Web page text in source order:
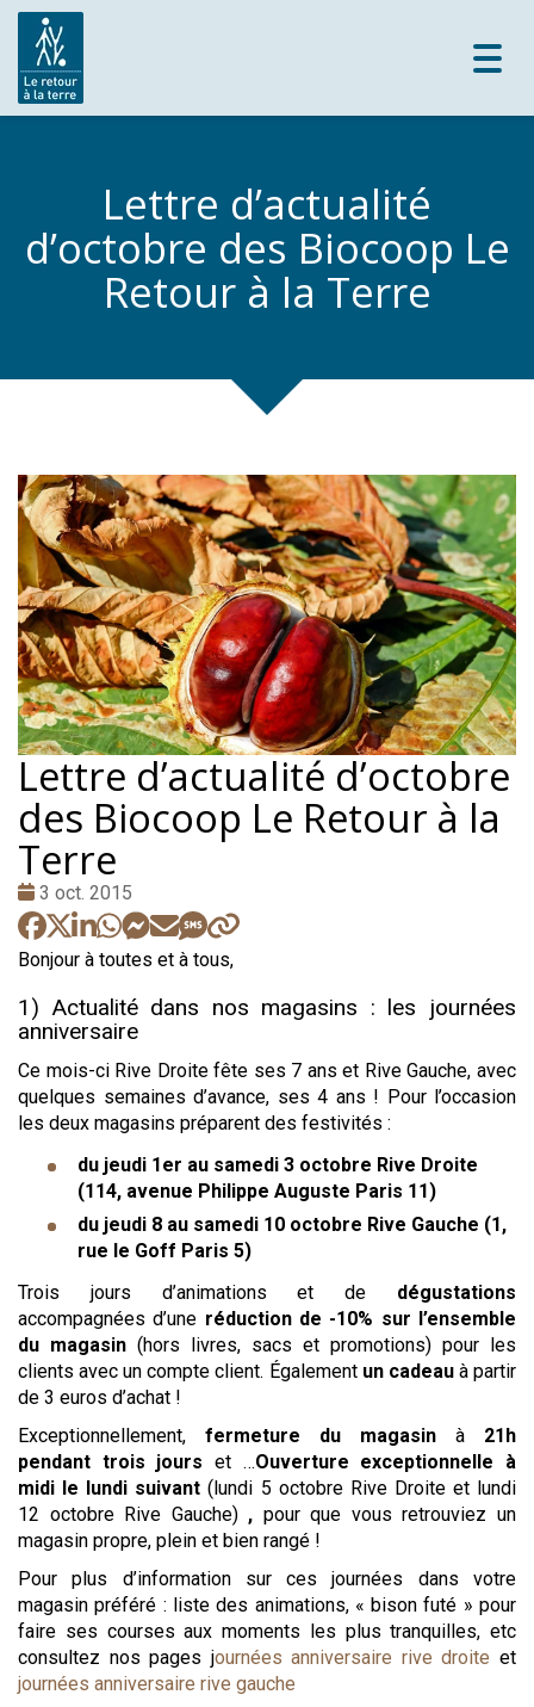
Lettre d’actualité
d’octobre des Biocoop Le
Retour à la Terre
Lettre d’actualité d’octobre
des Biocoop Le Retour à la
Terre
Date
:
3 oct. 2015
Bonjour à toutes et à tous,
1) Actualité dans nos magasins : les journées
anniversaire
Ce mois-ci Rive Droite fête ses 7 ans et Rive Gauche, avec
quelques semaines d’avance, ses 4 ans ! Pour l’occasion
les deux magasins préparent des festivités :
du jeudi 1er au samedi 3 octobre Rive Droite
(114, avenue Philippe Auguste Paris 11)
du jeudi 8 au samedi 10 octobre Rive Gauche (1,
rue le Goff Paris 5)
Trois jours d’animations et de dégustations
accompagnées d’une réduction de -10% sur l’ensemble
du magasin (hors livres, sacs et promotions) pour les
clients avec un compte client. Également un cadeauà partir
de 3 euros d’achat !
Exceptionnellement, fermeture du magasin à 21h
pendant trois jours et …Ouverture exceptionnelle à
midi le lundi suivant(lundi 5 octobre Rive Droite et lundi
12 octobre Rive Gauche), pour que vous retrouviez un
magasin propre, plein et bien rangé !
Pour plus d’information sur ces journées dans votre
magasin préféré : liste des animations, « bison futé » pour
faire ses courses aux moments les plus tranquilles, etc
consultez nos pages journées anniversaire rive droite et
journées anniversaire rive gauche